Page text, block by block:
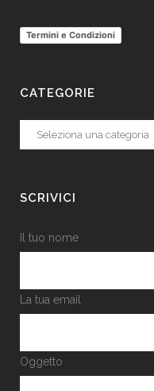
Termini e Condizioni
CATEGORIE
Categorie
SCRIVICI
Il tuo nome
La tua email
Oggetto